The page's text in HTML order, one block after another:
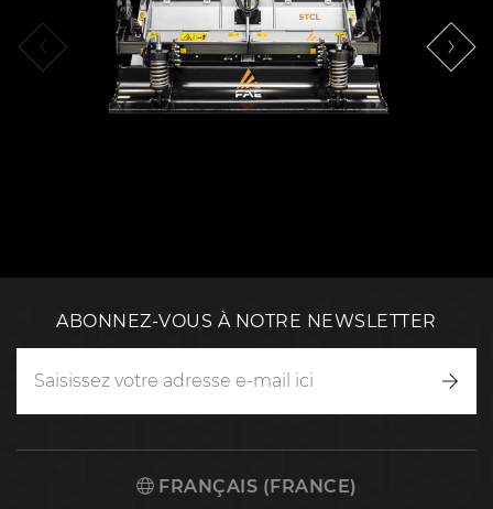
ABONNEZ-VOUS À NOTRE NEWSLETTER
FRANÇAIS (FRANCE)